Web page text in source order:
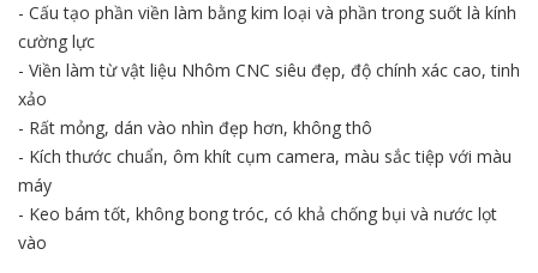
- Cấu tạo phần viền làm bằng kim loại và phần trong suốt là kính
cường lực
- Viền làm từ vật liệu Nhôm CNC siêu đẹp, độ chính xác cao, tinh
xảo
- Rất mỏng, dán vào nhìn đẹp hơn, không thô
- Kích thước chuẩn, ôm khít cụm camera, màu sắc tiệp với màu
máy
- Keo bám tốt, không bong tróc, có khả chống bụi và nước lọt
vào